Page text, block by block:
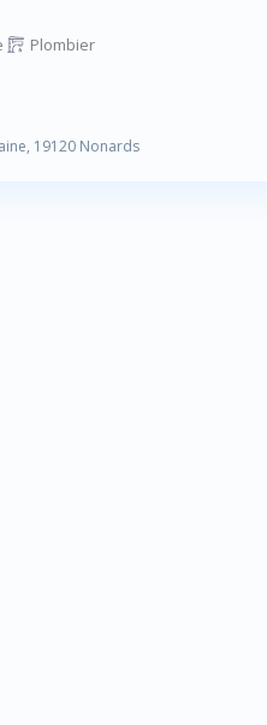
Plombier
19120 Nonards